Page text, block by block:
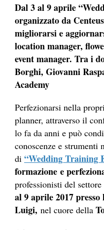
Dal 3 al 9 aprile
organizzato da
migliorarsi e
location manager,
event manager. Tra i
Borghi, Giovanni
Academy
Perfezionarsi nella
planner, attraverso il
lo fa da anni e può
conoscenze e strumenti
di “Wedding Training
formazione e
professionisti del
al 9 aprile 2017
Luigi, nel cuore della